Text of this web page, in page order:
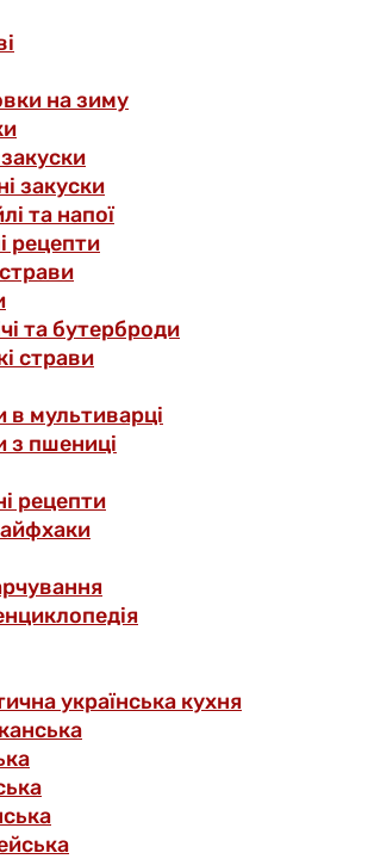
на зиму
закуски
та напої
рецепти
та бутерброди
страви
в мультиварці
з пшениці
рецепти
українська кухня